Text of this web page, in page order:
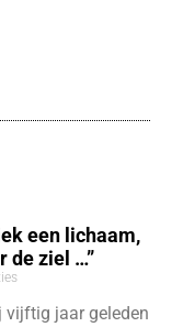
een lichaam,
de ziel …”
vijftig jaar geleden